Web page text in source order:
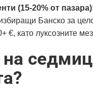
(15-20% от
Банско за
€, като луксозните